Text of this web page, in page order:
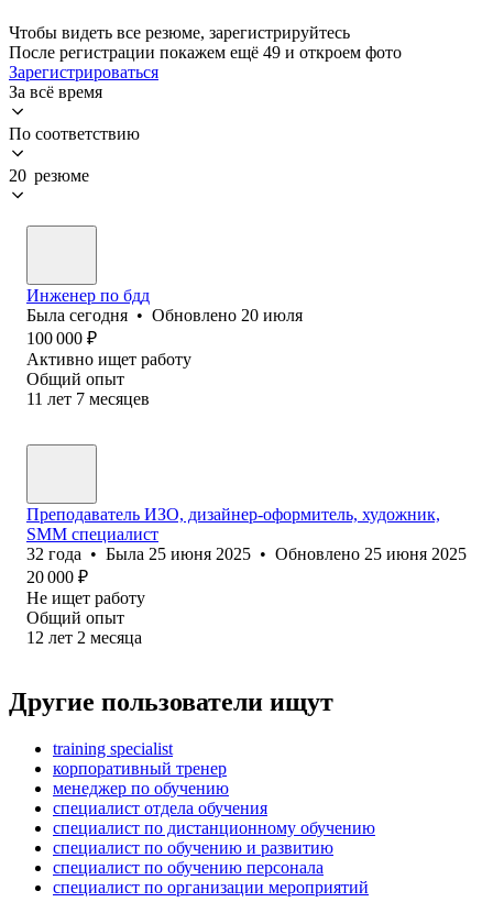
Чтобы видеть все резюме, зарегистрируйтесь
После регистрации покажем ещё 49 и откроем фото
Зарегистрироваться
За всё время
По соответствию
20 резюме
Инженер по бдд
Была сегодня • Обновлено 20 июля
100 000 ₽
Активно ищет работу
Общий опыт
11 лет 7 месяцев
Преподаватель ИЗО, дизайнер-оформитель, художник,
SMM специалист
32 года • Была 25 июня 2025 • Обновлено 25 июня 2025
20 000 ₽
Не ищет работу
Общий опыт
12 лет 2 месяца
Другие пользователи ищут
training specialist
корпоративный тренер
менеджер по обучению
специалист отдела обучения
специалист по дистанционному обучению
специалист по обучению и развитию
специалист по обучению персонала
специалист по организации мероприятий